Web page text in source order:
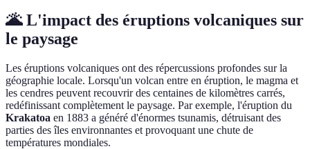
🌋 L'impact des éruptions volcaniques sur
le paysage
Les éruptions volcaniques ont des répercussions profondes sur la
géographie locale. Lorsqu'un volcan entre en éruption, le magma et
les cendres peuvent recouvrir des centaines de kilomètres carrés,
redéfinissant complètement le paysage. Par exemple, l'éruption du
Krakatoa en 1883 a généré d'énormes tsunamis, détruisant des
parties des îles environnantes et provoquant une chute de
températures mondiales.